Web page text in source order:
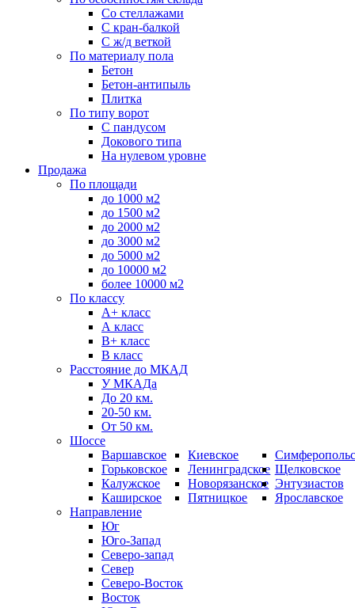
Со стеллажами
С кран-балкой
С ж/д веткой
По материалу пола
Бетон
Бетон-антипыль
Плитка
По типу ворот
С пандусом
Докового типа
На нулевом уровне
Продажа
По площади
до 1000 м2
до 1500 м2
до 2000 м2
до 3000 м2
до 5000 м2
до 10000 м2
более 10000 м2
По классу
A+ класс
А класс
В+ класс
B класс
Расстояние до МКАД
У МКАДа
До 20 км.
20-50 км.
От 50 км.
Шоссе
Варшавское
Горьковское
Калужское
Каширское
Киевское
Ленинградское
Новорязанское
Пятницкое
Щелковское
Энтузиастов
Ярославское
Направление
Юг
Юго-Запад
Северо-запад
Север
Северо-Восток
Восток